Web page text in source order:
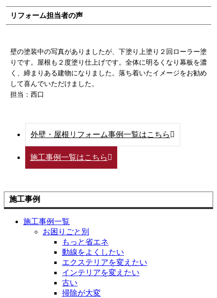
リフォーム担当者の声
壁の塗装中の写真がありましたが、下塗り上塗り２回ローラー塗
りです。屋根も２度塗り仕上げです。全体に明るくなり幕板を濃
く、締まりある建物になりました。落ち着いたイメージをお勧め
して喜んでいただけました。
担当：西口
外壁・屋根リフォーム事例一覧はこちら
施工事例一覧はこちら
施工事例
施工事例一覧
お困りごと別
もっと省エネ
動線をよくしたい
エクステリアを変えたい
インテリアを変えたい
古い
掃除が大変